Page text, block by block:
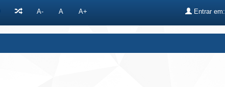
A- A A+ Entrar em: